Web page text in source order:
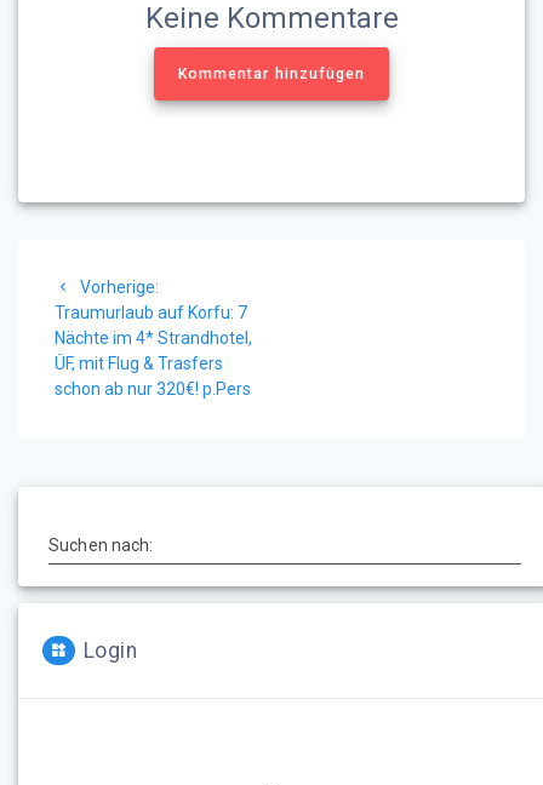
Keine Kommentare
Kommentar hinzufügen
Vorherige:
Beitrag:
Traumurlaub auf Korfu: 7
Nächte im 4* Strandhotel,
ÜF, mit Flug & Trasfers
schon ab nur 320€! p.Pers
Suchen nach:
Login